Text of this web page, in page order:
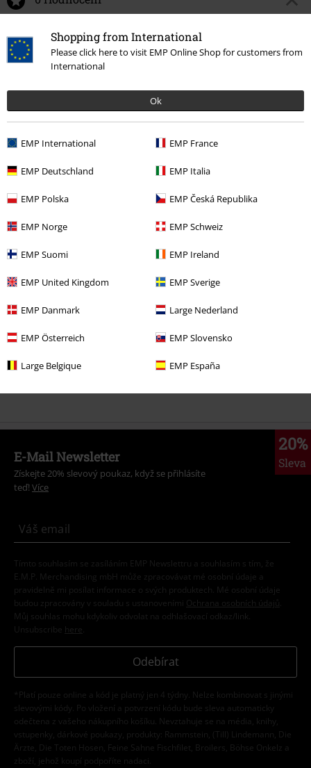
Shopping from International
Please click here to visit EMP Online Shop for customers from
International
Ok
EMP International EMP France
EMP Deutschland EMP Italia
EMP Polska EMP Česká Republika
EMP Norge EMP Schweiz
EMP Suomi EMP Ireland
EMP United Kingdom EMP Sverige
EMP Danmark Large Nederland
EMP Österreich EMP Slovensko
Large Belgique EMP España
Podělte se o váš názor "Twilight Red".
Napsat hodnocení
More categories. More options.
20%
Sleva
E-Mail Newsletter
Získejte 20% slevový poukaz, když se přihlásíte
teď! Více
Tímto souhlasím se zasíláním EMP Newslettru a souhlasím s tím, že
E.M.P. Merchandising mbH může zpracovávat mé osobní údaje a
pravidelně mi posílat informace o svých produktech. Mé osobní údaje
budou zpracovány v souladu s ustanoveními
Ochrana osobních údajů
Můj souhlas mohu kdykoliv odvolat na odhlašovací odkaz/link.
Unsubscribe here
Odebírat
*Platí pouze online a kód je platný jen 4 týdny. Nelze kombinovat s jinými
slevovými kódy. Po vložení a potvrzení kódu bude sleva automaticky
odečtena z vašeho nákupního košíku. Nevztahuje se na média, knihy,
vstupenky, dárkové poukazy, produkty: Rammstein, (Till) Lindemann, Die
Ärzte, Die Toten Hosen, Feine Sahne Fischfilet, Broilers, Böhse Onkelz a
zboží, jehož koupí podpoříte nadaci.